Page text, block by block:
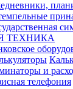
ТЕХНИКА